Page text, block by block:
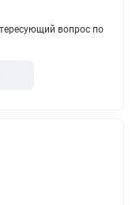
вопрос по